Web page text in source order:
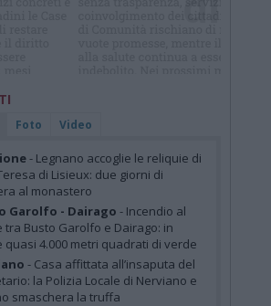
Foto Video
- Legnano accoglie le reliquie di
di Lisieux: due giorni di
al monastero
Garolfo - Dairago - Incendio al
tra Busto Garolfo e Dairago: in
quasi 4.000 metri quadrati di verde
- Casa affittata all’insaputa del
la Polizia Locale di Nerviano e
smaschera la truffa